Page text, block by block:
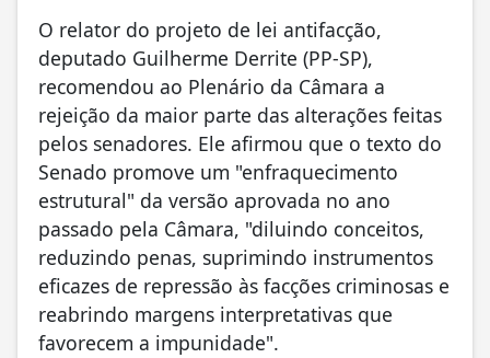
O relator do projeto de lei antifacção,
deputado Guilherme Derrite (PP-SP),
recomendou ao Plenário da Câmara a
rejeição da maior parte das alterações feitas
pelos senadores. Ele afirmou que o texto do
Senado promove um "enfraquecimento
estrutural" da versão aprovada no ano
passado pela Câmara, "diluindo conceitos,
reduzindo penas, suprimindo instrumentos
eficazes de repressão às facções criminosas e
reabrindo margens interpretativas que
favorecem a impunidade".